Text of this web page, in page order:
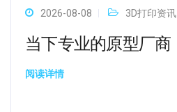
2026-08-08 3D打印资讯
当下专业的原型厂商
阅读详情